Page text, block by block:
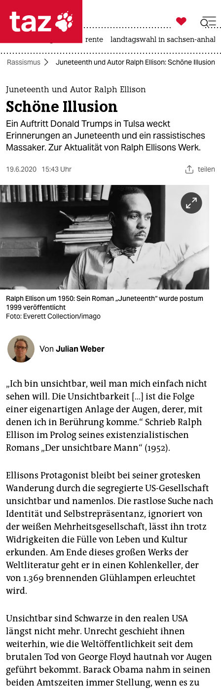
 taz zahl ich
taz zahl ich
themen
politik
öko
sport
berlin
nord
verlag
verlag
shop
fragen & hilfe
unterstützen
abo
genossenschaft
epaper login

taz zahl ich
rente landtagswahl in sachsen-anhalt
Rassismus Juneteenth und Autor Ralph Ellison: Schöne Illusion
Juneteenth und Autor Ralph Ellison
Schöne Illusion
Ein Auftritt Donald Trumps in Tulsa weckt
Erinnerungen an Juneteenth und ein rassistisches
Massaker. Zur Aktualität von Ralph Ellisons Werk.
19.6.2020 15:43 Uhr teilen
Ralph Ellison um 1950: Sein Roman „Juneteenth“ wurde postum
1999 veröffentlicht
Foto: Everett Collection/imago
Von Julian Weber
„Ich bin unsichtbar, weil man mich einfach nicht
sehen will. Die Unsichtbarkeit […] ist die Folge
einer eigenartigen Anlage der Augen, derer, mit
denen ich in Berührung komme.“ Schrieb Ralph
Ellison im Prolog seines existenzialistischen
Romans „Der unsichtbare Mann“ (1952).
Ellisons Protagonist bleibt bei seiner grotesken
Wanderung durch die segregierte US-Gesellschaft
unsichtbar und namenlos. Die rastlose Suche nach
Identität und Selbstrepräsentanz, ignoriert von
der weißen Mehrheitsgesellschaft, lässt ihn trotz
Widrigkeiten die Fülle von Leben und Kultur
erkunden. Am Ende dieses großen Werks der
Weltliteratur geht er in einen Kohlenkeller, der
von 1.369 brennenden Glühlampen erleuchtet
wird.
Unsichtbar sind Schwarze in den realen USA
längst nicht mehr. Unrecht geschieht ihnen
weiterhin, wie die Weltöffentlichkeit seit dem
brutalen Tod von George Floyd hautnah vor Augen
geführt bekommt. Barack Obama nahm in seinen
beiden Amtszeiten immer Stellung, wenn es zu